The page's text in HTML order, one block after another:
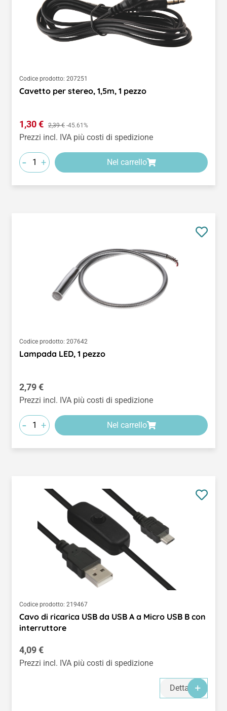
Codice prodotto: 207251
Cavetto per stereo, 1,5m, 1 pezzo
Prezzo di vendita:
1,30 € Prezzo normale:
2,39 € -45.61%
Prezzi incl. IVA più costi di spedizione
- + Nel carrello
Codice prodotto: 207642
Lampada LED, 1 pezzo
Prezzo normale:
2,79 €
Prezzi incl. IVA più costi di spedizione
- + Nel carrello
Codice prodotto: 219467
Cavo di ricarica USB da USB A a Micro USB B con
interruttore
Prezzo normale:
4,09 €
Prezzi incl. IVA più costi di spedizione
Dettagli